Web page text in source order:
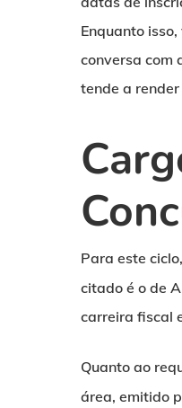
Enquanto
conversa com
tende a
Para este
citado é o de
carreira fiscal
Quanto ao
área, emitido